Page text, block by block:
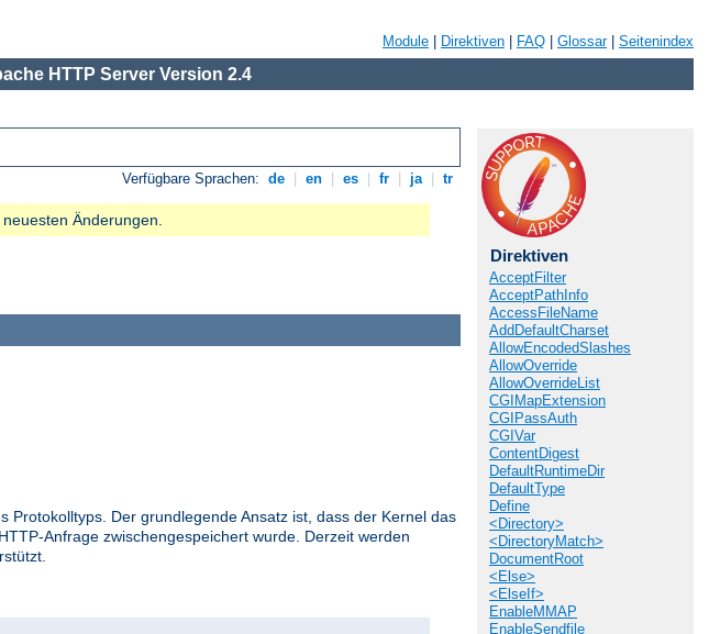
Module Direktiven FAQ Glossar| Seitenindex
HTTP Server Version 2.4
Verfügbare Sprachen: de en es fr ja tr
Änderungen.
Direktiven
AcceptFilter
AcceptPathInfo
AccessFileName
AddDefaultCharset
AllowEncodedSlashes
AllowOverride
AllowOverrideList
CGIMapExtension
CGIPassAuth
CGIVar
ContentDigest
DefaultRuntimeDir
DefaultType
Define
<Directory>
<DirectoryMatch>
DocumentRoot
<Else>
<ElseIf>
EnableMMAP
EnableSendfile
Der grundlegende Ansatz ist, dass der Kernel das
Anfrage zwischengespeichert wurde. Derzeit werden